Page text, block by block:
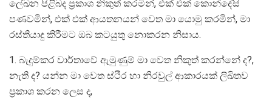
ලේඛන පිළිබද ප්‍ර‍කාශ නිකුත් කරමින්, එක් එක් කොන්දේසි
පණවමින්, එක් එක් ආයතනයන් වෙත මා යොමු කරමින්, මා
රස්තියාදු කිරීමට ඔබ කටයුතු නොකරන නිසාය.
1. බැදුම්කර වාර්තාවේ ඇමුණුම් මා වෙත නිකුත් කරන්නේ ද?,
නැති ද? යන්න මා වෙත ස්ථිර හා නිරවුල් ආකාරයක් ලිඛිතව
ප්‍ර‍කාශ කරන ලෙස ද,